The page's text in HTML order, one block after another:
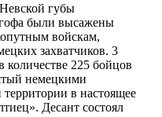
губы
были высажены
войскам,
захватчиков. 3
количестве 225 бойцов
немецкими
в настоящее
Десант состоял